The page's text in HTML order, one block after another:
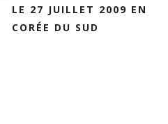
LE 27 JUILLET 2009 EN
CORÉE DU SUD